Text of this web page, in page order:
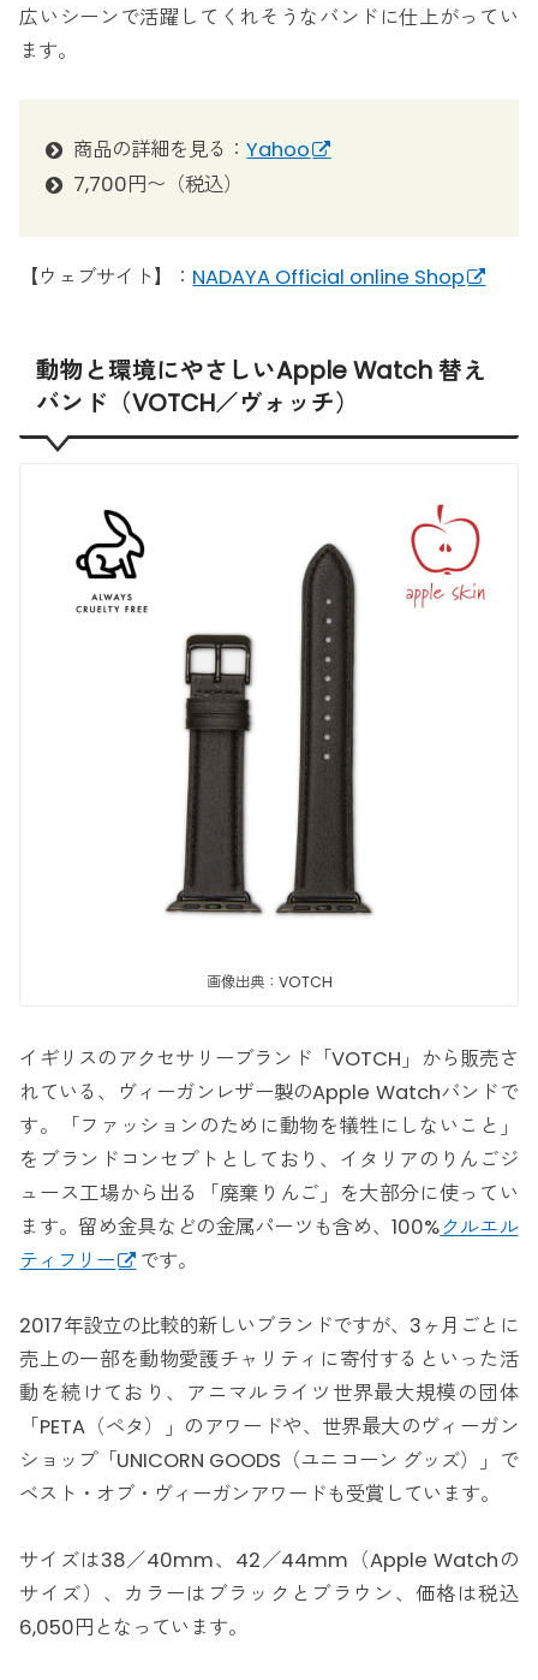
広いシーンで活躍してくれそうなバンドに仕上がってい
ます。
商品の詳細を見る：Yahoo
7,700円〜（税込）
【ウェブサイト】： NADAYA Official online Shop
動物と環境にやさしいApple Watch 替え
バンド（VOTCH／ヴォッチ）
画像出典：VOTCH
イギリスのアクセサリーブランド「VOTCH」から販売さ
れている、ヴィーガンレザー製のApple Watchバンドで
す。「ファッションのために動物を犠牲にしないこと」
をブランドコンセプトとしており、イタリアのりんごジ
ュース工場から出る「廃棄りんご」を大部分に使ってい
ます。留め金具などの金属パーツも含め、100%クルエル
ティフリー
です。
2017年設立の比較的新しいブランドですが、3ヶ月ごとに
売上の一部を動物愛護チャリティに寄付するといった活
動を続けており、アニマルライツ世界最大規模の団体
「PETA（ペタ）」のアワードや、世界最大のヴィーガン
ショップ「UNICORN GOODS（ユニコーン グッズ）」で
ベスト・オブ・ヴィーガンアワードも受賞しています。
サイズは38／40mm、42／44mm（Apple Watchの
サイズ）、カラーはブラックとブラウン、価格は税込
6,050円となっています。